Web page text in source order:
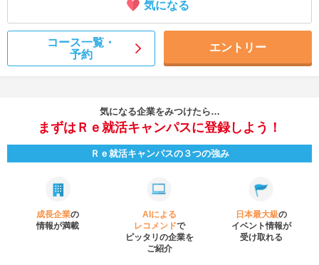
気になる
コース一覧・
予約
エントリー
気になる企業をみつけたら…
まずはＲｅ就活キャンパスに登録しよう！
Ｒｅ就活キャンパスの３つの強み
成長企業の
情報が満載
AIによる
レコメンドで
ピッタリの企業を
ご紹介
日本最大級の
イベント情報が
受け取れる